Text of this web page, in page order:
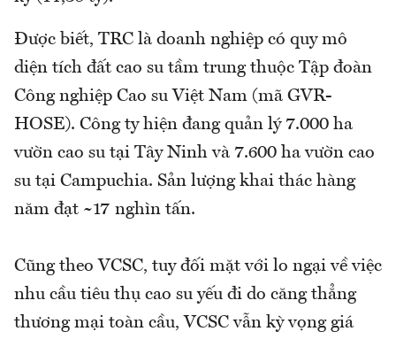
Được biết, TRC là doanh nghiệp có quy mô
diện tích đất cao su tầm trung thuộc Tập đoàn
Công nghiệp Cao su Việt Nam (mã GVR-
HOSE). Công ty hiện đang quản lý 7.000 ha
vườn cao su tại Tây Ninh và 7.600 ha vườn cao
su tại Campuchia. Sản lượng khai thác hàng
năm đạt ~17 nghìn tấn.
Cũng theo VCSC, tuy đối mặt với lo ngại về việc
nhu cầu tiêu thụ cao su yếu đi do căng thẳng
thương mại toàn cầu, VCSC vẫn kỳ vọng giá